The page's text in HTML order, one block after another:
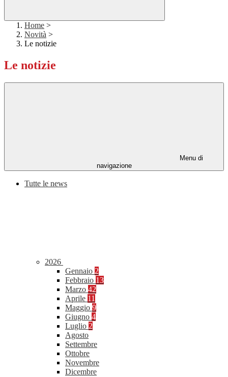
Home >
Novità >
Le notizie
Le notizie
Menu di
navigazione
Tutte le news
2026
Gennaio 2
Febbraio 13
Marzo 42
Aprile 11
Maggio 9
Giugno 4
Luglio 2
Agosto
Settembre
Ottobre
Novembre
Dicembre